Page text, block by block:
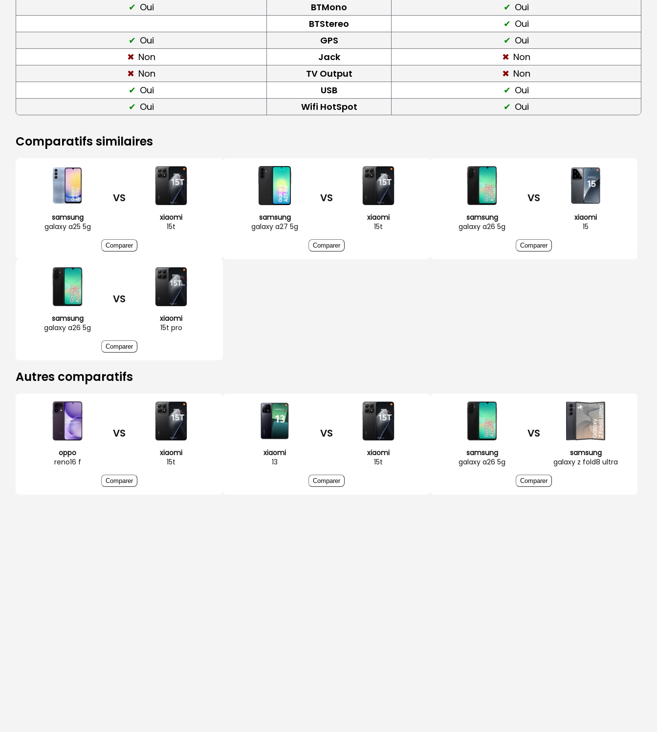
Oui
BTMono
Oui
BTStereo
Oui
Oui
GPS
Oui
Non
Jack
Non
Non
TV Output
Non
Oui
USB
Oui
Oui
Wifi HotSpot Oui
Comparatifs similaires
samsung
galaxy a25 5g
VS
xiaomi
15t
Comparer
samsung
galaxy a27 5g
VS
xiaomi
15t
Comparer
samsung
galaxy a26 5g
VS
xiaomi
15
Comparer
samsung
galaxy a26 5g
VS
xiaomi
15t pro
Comparer
Autres comparatifs
oppo
reno16 f
VS
xiaomi
15t
Comparer
xiaomi
13
VS
xiaomi
15t
Comparer
samsung
galaxy a26 5g
VS
samsung
galaxy z fold8 ultra
Comparer